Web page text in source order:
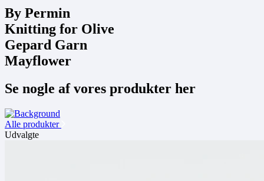
By Permin
Knitting for Olive
Gepard Garn
Mayflower
Se nogle af vores produkter her
Alle produkter
Udvalgte